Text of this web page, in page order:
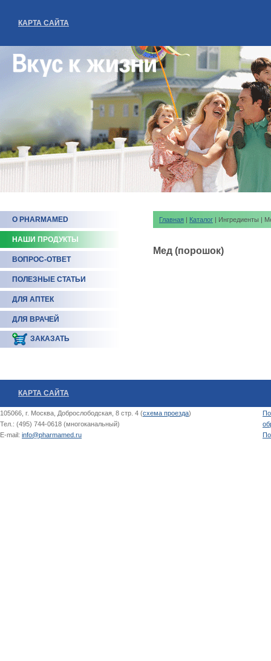
КАРТА САЙТА
О PHARMAMED
НАШИ ПРОДУКТЫ
ВОПРОС-ОТВЕТ
ПОЛЕЗНЫЕ СТАТЬИ
ДЛЯ АПТЕК
ДЛЯ ВРАЧЕЙ
ЗАКАЗАТЬ
Главная | Каталог | Ингредиенты |
Мед (порошок)
КАРТА САЙТА
105066, г. Москва, Доброслободская, 8 стр. 4 (схема проезда)
Тел.: (495) 744-0618 (многоканальный)
E-mail: info@pharmamed.ru